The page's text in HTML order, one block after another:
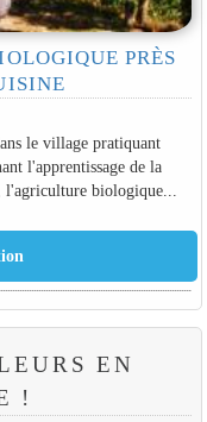
PRÈS
le village pratiquant
l'apprentissage de la
biologique...
EN
!